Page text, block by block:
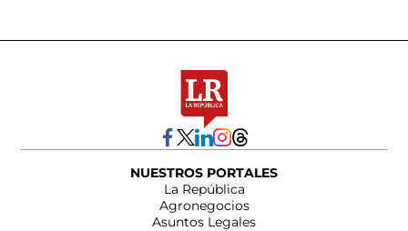
NUESTROS PORTALES
La República
Agronegocios
Asuntos Legales